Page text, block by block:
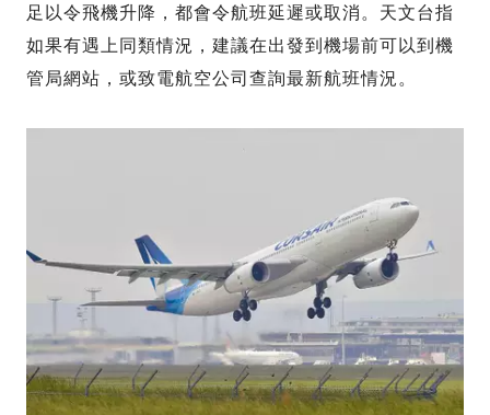
足以令飛機升降，都會令航班延遲或取消。天文台指
如果有遇上同類情況，建議在出發到機場前可以到機
管局網站，或致電航空公司查詢最新航班情況。